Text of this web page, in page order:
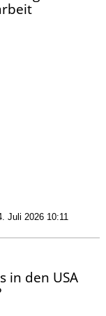
Juli 2026 10:11
in den USA